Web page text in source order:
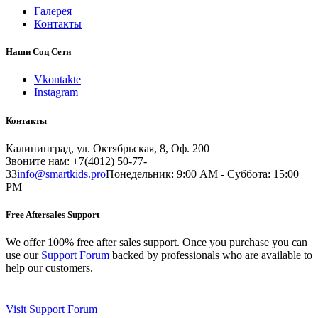
Галерея
Контакты
Наши Соц Сети
Vkontakte
Instagram
Контакты
Калининград, ул. Октябрьская, 8, Оф. 200
Звоните нам: +7(4012) 50-77-
33info@smartkids.proПонедельник: 9:00 AM - Суббота: 15:00
PM
Free Aftersales Support
We offer 100% free after sales support. Once you purchase you can
use our Support Forum backed by professionals who are available to
help our customers.
Visit Support Forum